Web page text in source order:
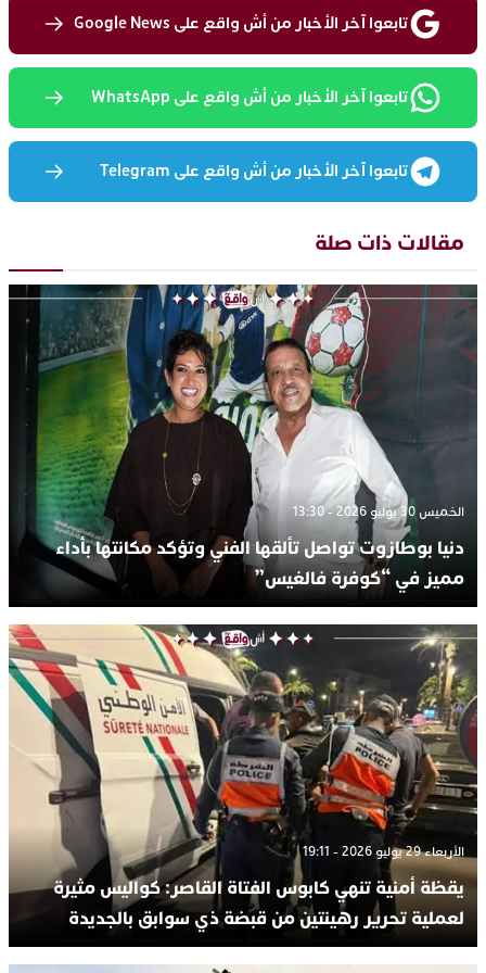
تابعوا آخر الأخبار من أش واقع على Google News
تابعوا آخر الأخبار من أش واقع على WhatsApp
تابعوا آخر الأخبار من أش واقع على Telegram
مقالات ذات صلة
الخميس 30 يوليو 2026 - 13:30
دنيا بوطازوت تواصل تألقها الفني وتؤكد مكانتها بأداء
مميز في “كوفرة فالغيس”
الأربعاء 29 يوليو 2026 - 19:11
يقظة أمنية تنهي كابوس الفتاة القاصر: كواليس مثيرة
لعملية تحرير رهينتين من قبضة ذي سوابق بالجديدة